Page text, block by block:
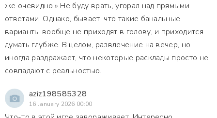
же очевидно!» Не буду врать, угорал над прямыми
ответами. Однако, бывает, что такие банальные
варианты вообще не приходят в голову, и приходится
думать глубже. В целом, развлечение на вечер, но
иногда раздражает, что некоторые расклады просто не
совпадают с реальностью.
aziz198585328
16 January 2026 00:00